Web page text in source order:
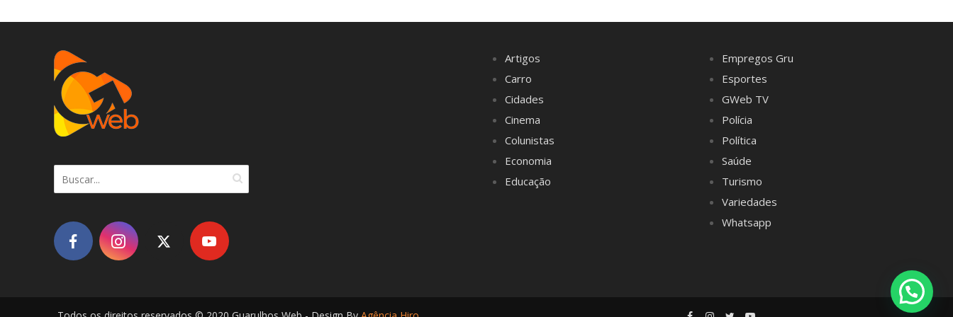
Artigos
Carro
Cidades
Cinema
Colunistas
Economia
Educação
Empregos Gru
Esportes
GWeb TV
Polícia
Política
Saúde
Turismo
Variedades
Whatsapp